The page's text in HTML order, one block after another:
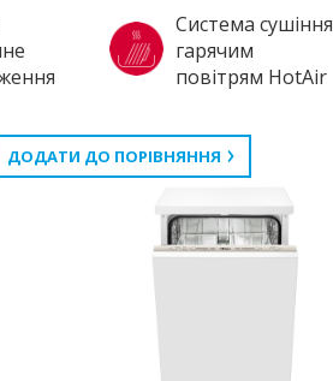
Система сушіння
гарячим
повітрям HotAir
ДОДАТИ ДО ПОРІВНЯННЯ